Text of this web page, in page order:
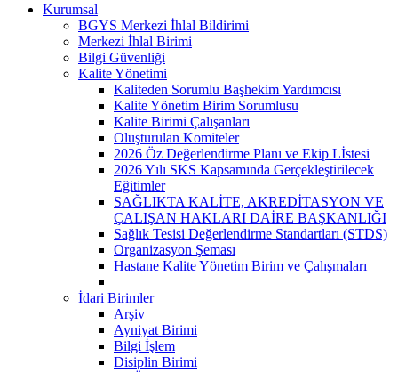
Kurumsal
BGYS Merkezi İhlal Bildirimi
Merkezi İhlal Birimi
Bilgi Güvenliği
Kalite Yönetimi
Kaliteden Sorumlu Başhekim Yardımcısı
Kalite Yönetim Birim Sorumlusu
Kalite Birimi Çalışanları
Oluşturulan Komiteler
2026 Öz Değerlendirme Planı ve Ekip Lİstesi
2026 Yılı SKS Kapsamında Gerçekleştirilecek
Eğitimler
SAĞLIKTA KALİTE, AKREDİTASYON VE
ÇALIŞAN HAKLARI DAİRE BAŞKANLIĞI
Sağlık Tesisi Değerlendirme Standartları (STDS)
Organizasyon Şeması
Hastane Kalite Yönetim Birim ve Çalışmaları
İdari Birimler
Arşiv
Ayniyat Birimi
Bilgi İşlem
Disiplin Birimi